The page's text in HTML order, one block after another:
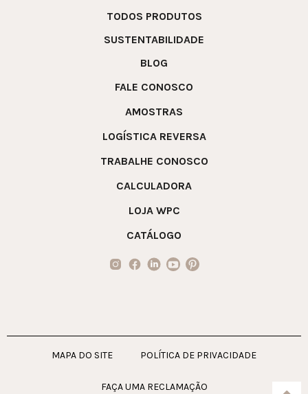
TODOS PRODUTOS
SUSTENTABILIDADE
BLOG
FALE CONOSCO
AMOSTRAS
LOGÍSTICA REVERSA
TRABALHE CONOSCO
CALCULADORA
LOJA WPC
CATÁLOGO
MAPA DO SITE POLÍTICA DE PRIVACIDADE
FAÇA UMA RECLAMAÇÃO